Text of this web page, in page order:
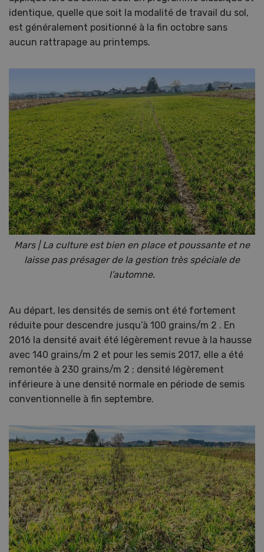
identique, quelle que soit la modalité de travail du sol,
est généralement positionné à la fin octobre sans
aucun rattrapage au printemps.
Mars | La culture est bien en place et poussante et ne
laisse pas présager de la gestion très spéciale de
l’automne.
Au départ, les densités de semis ont été fortement
réduite pour descendre jusqu’à 100 grains/m 2 . En
2016 la densité avait été légèrement revue à la hausse
avec 140 grains/m 2 et pour les semis 2017, elle a été
remontée à 230 grains/m 2 ; densité légèrement
inférieure à une densité normale en période de semis
conventionnelle à fin septembre.